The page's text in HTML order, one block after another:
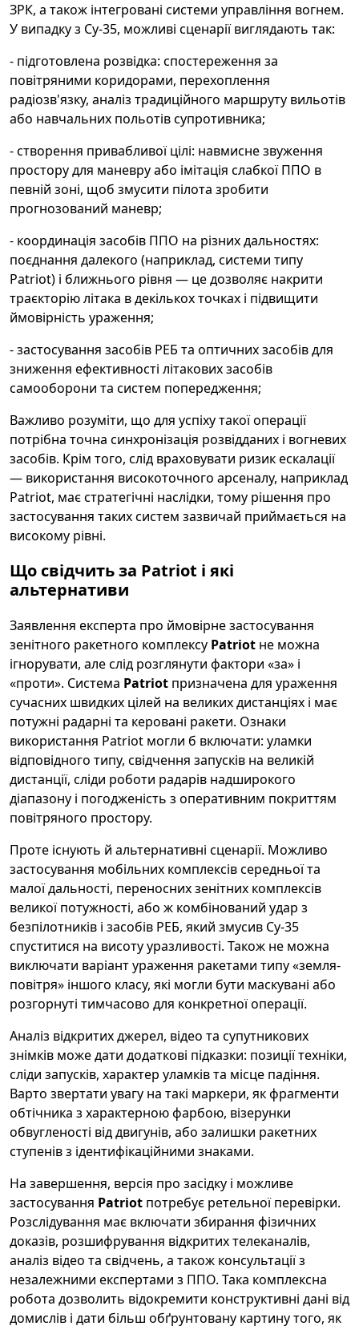
ЗРК, а також інтегровані системи управління вогнем.
У випадку з Су-35, можливі сценарії виглядають так:
- підготовлена розвідка: спостереження за
повітряними коридорами, перехоплення
радіозв'язку, аналіз традиційного маршруту вильотів
або навчальних польотів супротивника;
- створення привабливої цілі: навмисне звуження
простору для маневру або імітація слабкої ППО в
певній зоні, щоб змусити пілота зробити
прогнозований маневр;
- координація засобів ППО на різних дальностях:
поєднання далекого (наприклад, системи типу
Patriot) і ближнього рівня — це дозволяє накрити
траєкторію літака в декількох точках і підвищити
ймовірність ураження;
- застосування засобів РЕБ та оптичних засобів для
зниження ефективності літакових засобів
самооборони та систем попередження;
Важливо розуміти, що для успіху такої операції
потрібна точна синхронізація розвідданих і вогневих
засобів. Крім того, слід враховувати ризик ескалації
— використання високоточного арсеналу, наприклад
Patriot, має стратегічні наслідки, тому рішення про
застосування таких систем зазвичай приймається на
високому рівні.
Що свідчить за Patriot і які
альтернативи
Заявлення експерта про ймовірне застосування
зенітного ракетного комплексу Patriot не можна
ігнорувати, але слід розглянути фактори «за» і
«проти». Система Patriot призначена для ураження
сучасних швидких цілей на великих дистанціях і має
потужні радарні та керовані ракети. Ознаки
використання Patriot могли б включати: уламки
відповідного типу, свідчення запусків на великій
дистанції, сліди роботи радарів надширокого
діапазону і погодженість з оперативним покриттям
повітряного простору.
Проте існують й альтернативні сценарії. Можливо
застосування мобільних комплексів середньої та
малої дальності, переносних зенітних комплексів
великої потужності, або ж комбінований удар з
безпілотників і засобів РЕБ, який змусив Су-35
спуститися на висоту уразливості. Також не можна
виключати варіант ураження ракетами типу «земля-
повітря» іншого класу, які могли бути маскувані або
розгорнуті тимчасово для конкретної операції.
Аналіз відкритих джерел, відео та супутникових
знімків може дати додаткові підказки: позиції техніки,
сліди запусків, характер уламків та місце падіння.
Варто звертати увагу на такі маркери, як фрагменти
обтічника з характерною фарбою, візерунки
обвугленості від двигунів, або залишки ракетних
ступенів з ідентифікаційними знаками.
На завершення, версія про засідку і можливе
застосування Patriot потребує ретельної перевірки.
Розслідування має включати збирання фізичних
доказів, розшифрування відкритих телеканалів,
аналіз відео та свідчень, а також консультації з
незалежними експертами з ППО. Така комплексна
робота дозволить відокремити конструктивні дані від
домислів і дати більш обґрунтовану картину того, як